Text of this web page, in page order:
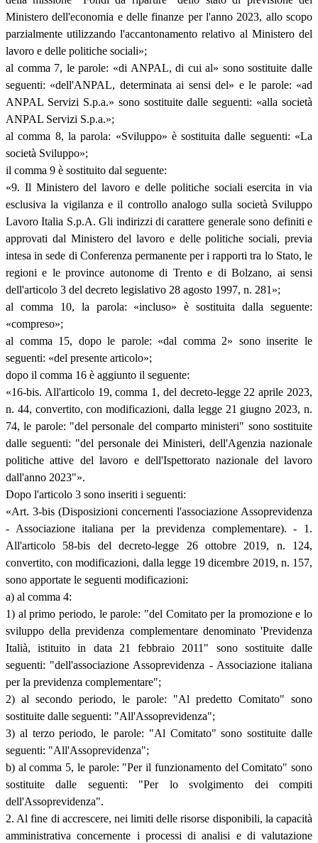
Ministero dell'economia e delle finanze per l'anno 2023, allo scopo
parzialmente utilizzando l'accantonamento relativo al Ministero del
lavoro e delle politiche sociali»;
al comma 7, le parole: «di ANPAL, di cui al» sono sostituite dalle
seguenti: «dell'ANPAL, determinata ai sensi del» e le parole: «ad
ANPAL Servizi S.p.a.» sono sostituite dalle seguenti: «alla società
ANPAL Servizi S.p.a.»;
al comma 8, la parola: «Sviluppo» è sostituita dalle seguenti: «La
società Sviluppo»;
il comma 9 è sostituito dal seguente:
«9. Il Ministero del lavoro e delle politiche sociali esercita in via
esclusiva la vigilanza e il controllo analogo sulla società Sviluppo
Lavoro Italia S.p.A. Gli indirizzi di carattere generale sono definiti e
approvati dal Ministero del lavoro e delle politiche sociali, previa
intesa in sede di Conferenza permanente per i rapporti tra lo Stato, le
regioni e le province autonome di Trento e di Bolzano, ai sensi
dell'articolo 3 del decreto legislativo 28 agosto 1997, n. 281»;
al comma 10, la parola: «incluso» è sostituita dalla seguente:
«compreso»;
al comma 15, dopo le parole: «dal comma 2» sono inserite le
seguenti: «del presente articolo»;
dopo il comma 16 è aggiunto il seguente:
«16-bis. All'articolo 19, comma 1, del decreto-legge 22 aprile 2023,
n. 44, convertito, con modificazioni, dalla legge 21 giugno 2023, n.
74, le parole: "del personale del comparto ministeri" sono sostituite
dalle seguenti: "del personale dei Ministeri, dell'Agenzia nazionale
politiche attive del lavoro e dell'Ispettorato nazionale del lavoro
dall'anno 2023"».
Dopo l'articolo 3 sono inseriti i seguenti:
«Art. 3-bis (Disposizioni concernenti l'associazione Assoprevidenza
- Associazione italiana per la previdenza complementare). - 1.
All'articolo 58-bis del decreto-legge 26 ottobre 2019, n. 124,
convertito, con modificazioni, dalla legge 19 dicembre 2019, n. 157,
sono apportate le seguenti modificazioni:
a) al comma 4:
1) al primo periodo, le parole: "del Comitato per la promozione e lo
sviluppo della previdenza complementare denominato 'Previdenza
Italià, istituito in data 21 febbraio 2011" sono sostituite dalle
seguenti: "dell'associazione Assoprevidenza - Associazione italiana
per la previdenza complementare";
2) al secondo periodo, le parole: "Al predetto Comitato" sono
sostituite dalle seguenti: "All'Assoprevidenza";
3) al terzo periodo, le parole: "Al Comitato" sono sostituite dalle
seguenti: "All'Assoprevidenza";
b) al comma 5, le parole: "Per il funzionamento del Comitato" sono
sostituite dalle seguenti: "Per lo svolgimento dei compiti
dell'Assoprevidenza".
2. Al fine di accrescere, nei limiti delle risorse disponibili, la capacità
amministrativa concernente i processi di analisi e di valutazione